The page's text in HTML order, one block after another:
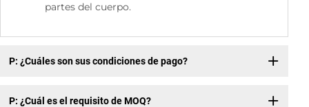
partes del cuerpo.
P: ¿Cuáles son sus condiciones de pago?
P: ¿Cuál es el requisito de MOQ?